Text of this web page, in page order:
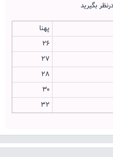
بگیرید
پهنا
26
27
28
۳۰
۳۲